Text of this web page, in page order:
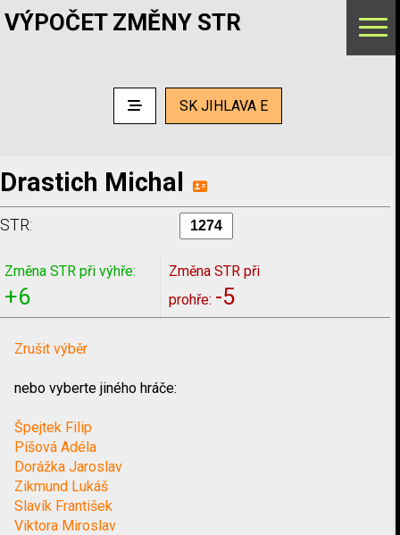
VÝPOČET ZMĚNY STR
SK JIHLAVA E
Drastich Michal
STR:
Změna STR při výhře:
+6
Změna STR při
prohře: -5
Zrušit výběr
nebo vyberte jiného hráče:
Špejtek Filip
Píšová Adéla
Dorážka Jaroslav
Zikmund Lukáš
Slavík František
Viktora Miroslav